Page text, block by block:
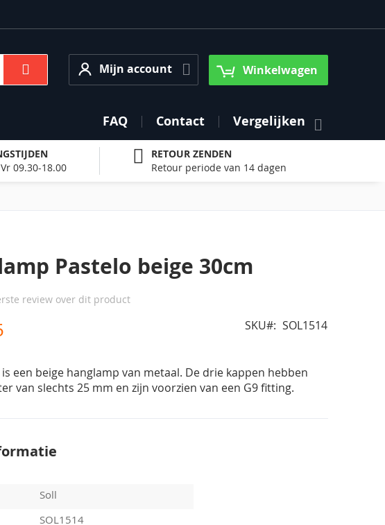
Mijn account
Mijn account Winkelwagen
FAQ Contact Vergelijken
09.30-18.00
RETOUR ZENDEN
Retour periode van 14 dagen
Pastelo beige 30cm
review over dit product
SKU SOL1514
een beige hanglamp van metaal. De drie kappen hebben
van slechts 25 mm en zijn voorzien van een G9 fitting.
Soll
SOL1514